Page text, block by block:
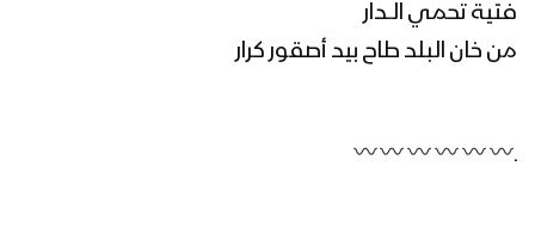
فتية تحمي الــدار
من خان البلد طاح بيد أصقور كرار
ـ